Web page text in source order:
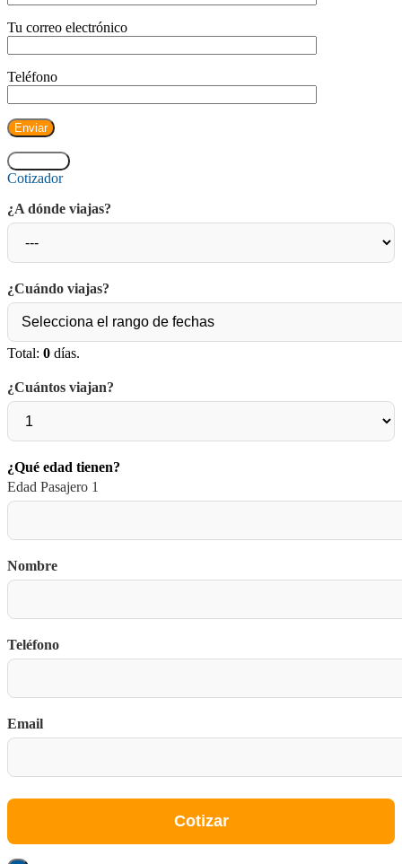
Tu correo electrónico
Teléfono
Cotizador
¿A dónde viajas?
¿Cuándo viajas?
Total: 0 días.
¿Cuántos viajan?
¿Qué edad tienen?
Edad Pasajero 1
Nombre
Teléfono
Email